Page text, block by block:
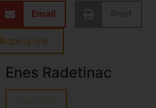
Email
Kopiraj link
Enes Radetinac
Sve vesti